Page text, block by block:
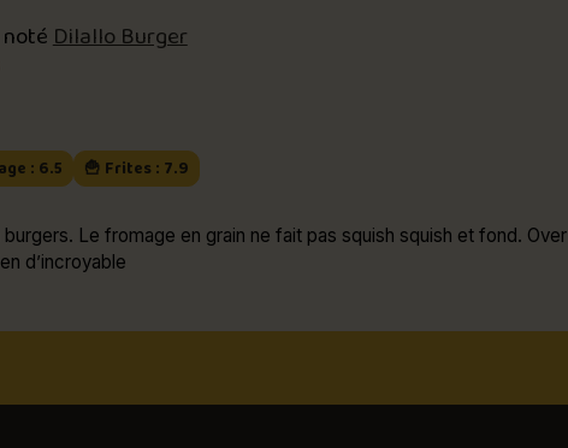
Dilallo Burger
: 6.5 🍟 Frites : 7.9
burgers. Le fromage en grain ne fait pas squish squish et fond. Over
d’incroyable